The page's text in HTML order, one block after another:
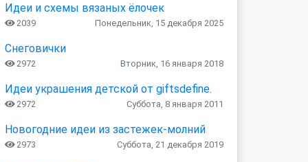
Идеи и схемы вязаных ёлочек
2039 Понедельник, 15 декабря 2025
Снеговички
2972 Вторник, 16 января 2018
Идеи украшения детской от giftsdefine.
2972 Суббота, 8 января 2011
Новогодние идеи из застежек-молний
2973 Суббота, 21 декабря 2019